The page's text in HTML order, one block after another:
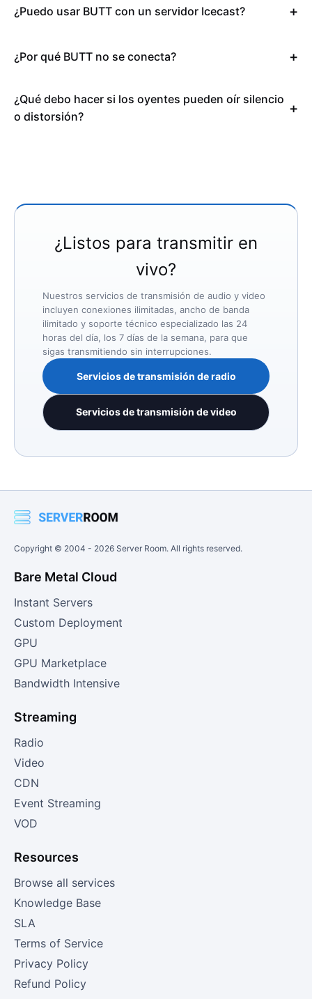
¿Puedo usar BUTT con un servidor Icecast?
¿Por qué BUTT no se conecta?
¿Qué debo hacer si los oyentes pueden oír silencio
o distorsión?
¿Listos para transmitir en
vivo?
Nuestros servicios de transmisión de audio y video
incluyen conexiones ilimitadas, ancho de banda
ilimitado y soporte técnico especializado las 24
horas del día, los 7 días de la semana, para que
sigas transmitiendo sin interrupciones.
Servicios de transmisión de radio
Servicios de transmisión de video
Copyright © 2004 - 2026 Server Room. All rights reserved.
Bare Metal Cloud
Instant Servers
Custom Deployment
GPU
GPU Marketplace
Bandwidth Intensive
Streaming
Radio
Video
CDN
Event Streaming
VOD
Resources
Browse all services
Knowledge Base
SLA
Terms of Service
Privacy Policy
Refund Policy